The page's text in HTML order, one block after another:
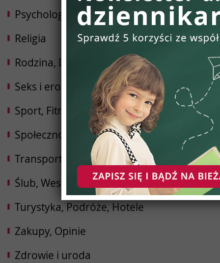
Psychologia, Rozwój osobisty
Religia
Rodzina, Dziecko, Ciąża
Seks i erotyka
Sport, Fitness, Kulturystyka
Społeczności
Transport i Logistyka
Ślub, Wesele
Turystyka, Podróże, Hotele
Zakupy, Opinie
Zdrowie i uroda